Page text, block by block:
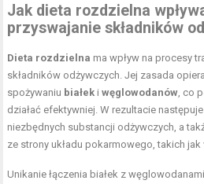
Jak dieta rozdzielna
przyswajanie składników
Dieta rozdzielna ma wpływ na procesy
składników odżywczych. Jej zasada
spożywaniu białek iwęglowodanów , co
działać efektywniej. W rezultacie
niezbędnych substancji odżywczych, a
ze strony układu pokarmowego, takich jak
Unikanie łączenia białek z